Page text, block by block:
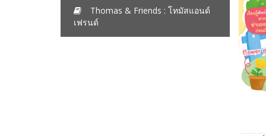
Thomas & Friends : โทมัสแอนด์
เฟรนด์